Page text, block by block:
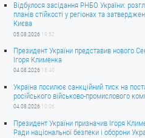
Відбулося засідання РНБО України:
планів стійкості у регіонах та
Києва
05.08.2026 19:52
Президент України представив нового
Ігоря Клименка
04.08.2026 18:40
Україна посилює санкційний тиск на
російського військово-промислового
04.08.2026 10:06
Президент України призначив Ігоря
Ради національної безпеки і оборони